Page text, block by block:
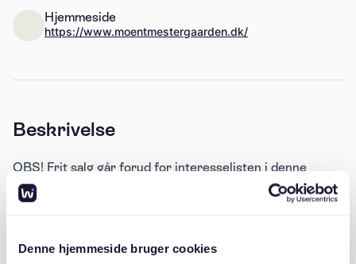
Denne hjemmeside bruger cookies
Hjemmeside
https://www.moentmestergaarden.dk/
Beskrivelse
OBS! Frit salg går forud for interesselisten i denne
forening!
28-52 i København NV